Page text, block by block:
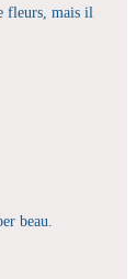
fleurs, mais il
beau.